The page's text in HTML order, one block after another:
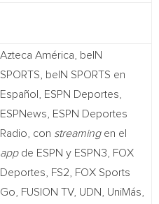
Azteca América, beIN
SPORTS, beIN SPORTS en
Español, ESPN Deportes,
ESPNews, ESPN Deportes
Radio, con streamingen el
app de ESPN y ESPN3, FOX
Deportes, FS2, FOX Sports
Go, FUSION TV, UDN, UniMás,